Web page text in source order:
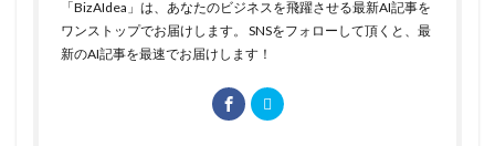
「BizAIdea」は、あなたのビジネスを飛躍させる最新AI記事を
ワンストップでお届けします。 SNSをフォローして頂くと、最
新のAI記事を最速でお届けします！